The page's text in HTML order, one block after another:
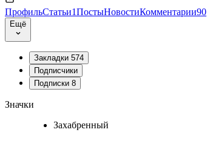
ПрофильСтатьи1ПостыНовостиКомментарии90
Ещё
Закладки 574
Подписчики
Подписки 8
Значки
Захабренный